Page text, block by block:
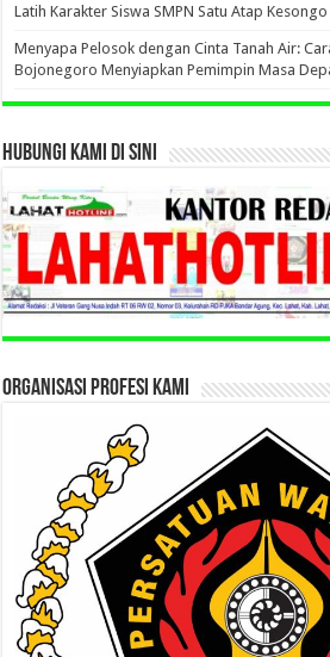
Latih Karakter Siswa SMPN Satu Atap Kesongo
Menyapa Pelosok dengan Cinta Tanah Air:
Bojonegoro Menyiapkan Pemimpin Masa
HUBUNGI KAMI DI SINI
ORGANISASI PROFESI KAMI